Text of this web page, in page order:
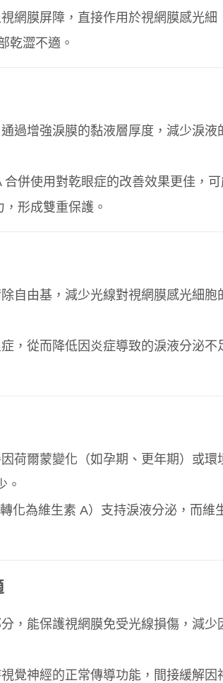
網膜屏障，直接作用於視網膜感光細
乾澀不適。
過增強淚膜的黏液層厚度，減少淚液
合併使用對乾眼症的改善效果更佳，
形成雙重保護。
自由基，減少光線對視網膜感光細胞
，從而降低因炎症導致的淚液分泌不
荷爾蒙變化（如孕期、更年期）或環
。
化為維生素 A）支持淚液分泌，而維
，能保護視網膜免受光線損傷，減少
覺神經的正常傳導功能，間接緩解因